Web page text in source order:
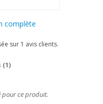
complète
sur 1 avis clients.
(1)
pour ce produit.